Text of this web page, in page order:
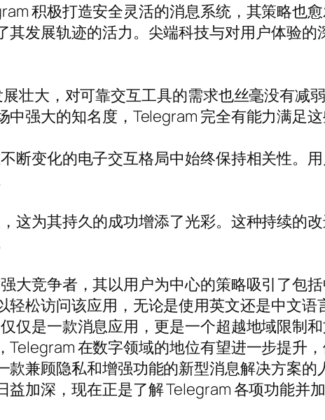
积极打造安全灵活的消息系统，其策略也
其发展轨迹的活力。尖端科技与对用户体验
壮大，对可靠交互工具的需求也丝毫没有减
强大的知名度，Telegram 完全有能力满足这
断变化的电子交互格局中始终保持相关性。
这为其持久的成功增添了光彩。这种持续的
大竞争者，其以用户为中心的策略吸引了包
轻松访问该应用，无论是使用英文还是中文
仅是一款消息应用，更是一个超越地域限制
Telegram 在数字领域的地位有望进一步提升
款兼顾隐私和增强功能的新型消息解决方案
加深，现在正是了解 Telegram 各项功能并